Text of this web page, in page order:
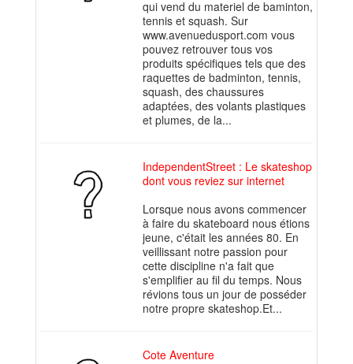
qui vend du materiel de baminton,
tennis et squash. Sur
www.avenuedusport.com vous
pouvez retrouver tous vos
produits spécifiques tels que des
raquettes de badminton, tennis,
squash, des chaussures
adaptées, des volants plastiques
et plumes, de la...
IndependentStreet : Le skateshop
dont vous reviez sur internet
Lorsque nous avons commencer
à faire du skateboard nous étions
jeune, c'était les années 80. En
veillissant notre passion pour
cette discipline n'a fait que
s'emplifier au fil du temps. Nous
révions tous un jour de posséder
notre propre skateshop.Et...
Cote Aventure